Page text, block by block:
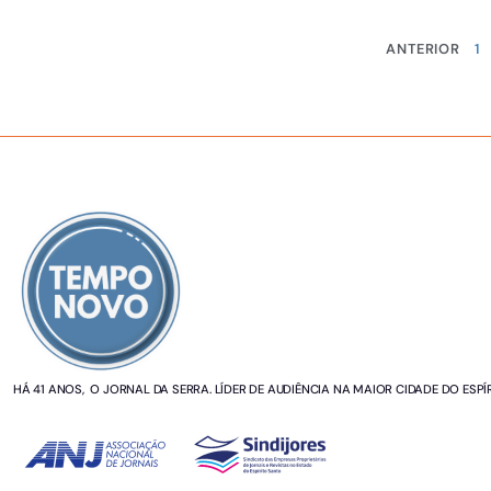
ANTERIOR 1
HÁ 41 ANOS, O JORNAL DA SERRA. LÍDER DE AUDIÊNCIA NA MAIOR CIDADE DO